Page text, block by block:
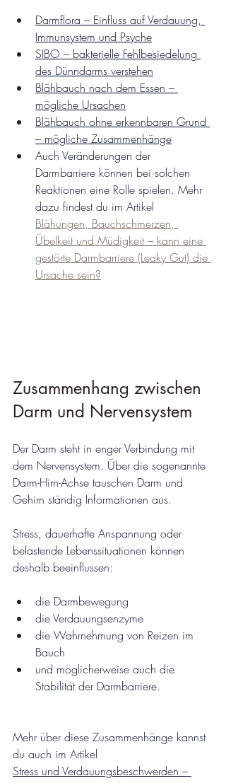
Darmflora – Einfluss auf Verdauung,
Immunsystem und Psyche
SIBO – bakterielle Fehlbesiedelung
des Dünndarms verstehen
Blähbauch nach dem Essen –
mögliche Ursachen
Blähbauch ohne erkennbaren Grund
– mögliche Zusammenhänge
Auch Veränderungen der
Darmbarriere können bei solchen
Reaktionen eine Rolle spielen. Mehr
dazu findest du im Artikel
Blähungen, Bauchschmerzen,
Übelkeit und Müdigkeit – kann eine
gestörte Darmbarriere (Leaky Gut) die
Ursache sein?
Zusammenhang zwischen
Darm und Nervensystem
Der Darm steht in enger Verbindung mit
dem Nervensystem. Über die sogenannte
Darm-Hirn-Achse tauschen Darm und
Gehirn ständig Informationen aus.
Stress, dauerhafte Anspannung oder
belastende Lebenssituationen können
deshalb beeinflussen:
die Darmbewegung
die Verdauungsenzyme
die Wahrnehmung von Reizen im
Bauch
und möglicherweise auch die
Stabilität der Darmbarriere.
Mehr über diese Zusammenhänge kannst
du auch im Artikel
Stress und Verdauungsbeschwerden –